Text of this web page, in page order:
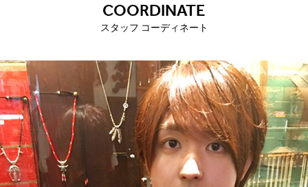
COORDINATE
スタッフ コーディネート